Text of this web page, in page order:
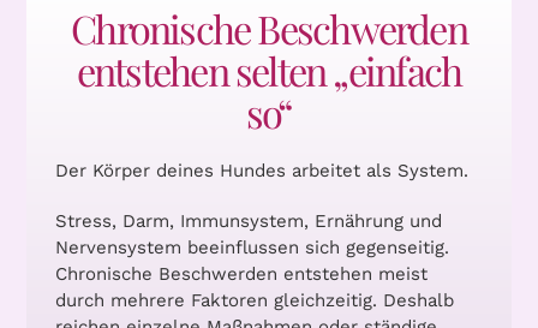
Chronische Beschwerden
entstehen selten „einfach
so“
Der Körper deines Hundes arbeitet als System.
Stress, Darm, Immunsystem, Ernährung und
Nervensystem beeinflussen sich gegenseitig.
Chronische Beschwerden entstehen meist
durch mehrere Faktoren gleichzeitig. Deshalb